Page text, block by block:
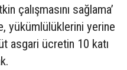
çalışmasını sağlama’
yükümlülüklerini yerine
asgari ücretin 10 katı